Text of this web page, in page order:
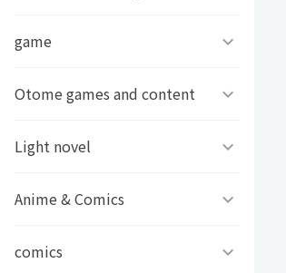
GIFUSHO 岐阜県立岐阜商
芸艸堂 推し祈願お守り
騎士X - Knight X -
とぅるりぷ - True&Lip
豆柴富とのふたり暮らし
ななし学園 方言研究会
描乃EMOイラストシリーズ
Art Stone Entertainment
アマル
さんちゃんく！
ストグラカップル
モノパスイーツフェス
game
フライハイトクラウディア
ゲームその他
アイドルデスゲームTV
原神
Otome games and content
Clock over ORQUESTA
ときめきメモリアル Girl’s
Light novel
ビーンズ文庫24周年
MFブックス
Anime & Comics
聖女の魔力は万能です
comics